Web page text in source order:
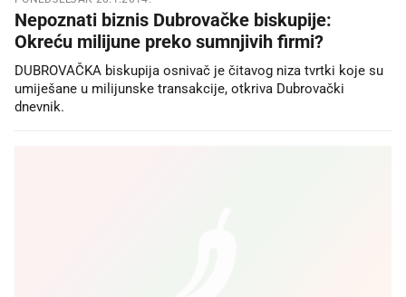
Nepoznati biznis Dubrovačke biskupije:
Okreću milijune preko sumnjivih firmi?
DUBROVAČKA biskupija osnivač je čitavog niza tvrtki koje su
umiješane u milijunske transakcije, otkriva Dubrovački
dnevnik.